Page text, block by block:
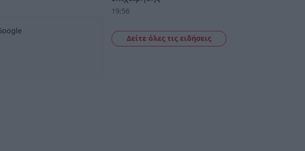
19:56
Δείτε όλες τις ειδήσεις